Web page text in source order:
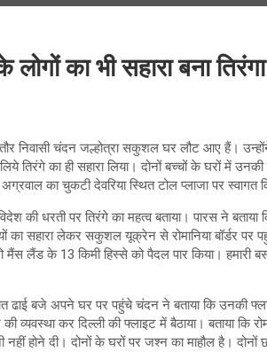
का भी सहारा बना तिरंगा
निवासी चंदन जल्होत्रा सकुशल घर लौट आए हैं।
तिरंगे का ही सहारा लिया। दोनों बच्चों के घरों में
का चुकटी देवरिया स्थित टोल प्लाजा पर स्वागत
धरती पर तिरंगे का महत्व बताया। पारस ने बताया
सहारा लेकर सकुशल यूक्रेन से रोमानिया बॉर्डर पर
मैंस लैंड के 13 किमी हिस्से को पैदल पार किया। हमारी
ढाई बजे अपने घर पर पहुंचे चंदन ने बताया कि उनकी
व्यवस्था कर दिल्ली की फ्लाइट में बैठाया। बताया कि
होने दी। दोनों के घरों पर जश्न का माहौल है। दोनों